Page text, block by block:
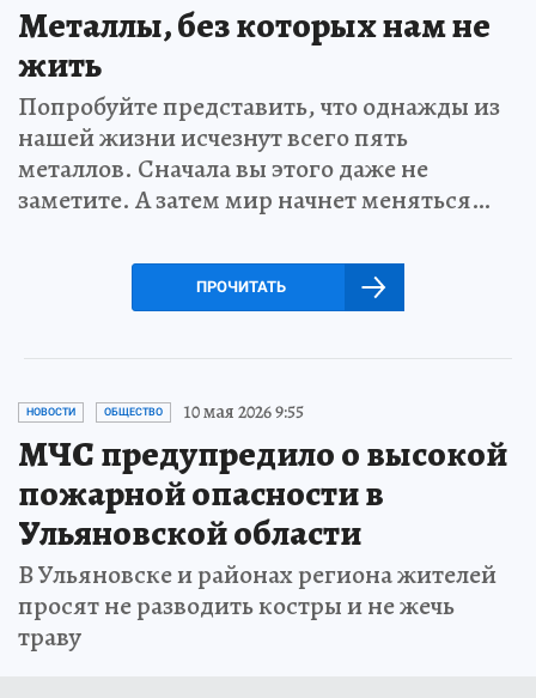
Металлы, без которых нам не
жить
Попробуйте представить, что однажды из
нашей жизни исчезнут всего пять
металлов. Сначала вы этого даже не
заметите. А затем мир начнет меняться…
ПРОЧИТАТЬ
НОВОСТИ ОБЩЕСТВО 10 мая 2026 9:55
МЧС предупредило о высокой
пожарной опасности в
Ульяновской области
В Ульяновске и районах региона жителей
просят не разводить костры и не жечь
траву